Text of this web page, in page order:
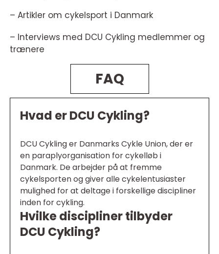
– Artikler om cykelsport i Danmark
– Interviews med DCU Cykling medlemmer og
trænere
FAQ
Hvad er DCU Cykling?
DCU Cykling er Danmarks Cykle Union, der er
en paraplyorganisation for cykelløb i
Danmark. De arbejder på at fremme
cykelsporten og giver alle cykelentusiaster
mulighed for at deltage i forskellige discipliner
inden for cykling.
Hvilke discipliner tilbyder
DCU Cykling?